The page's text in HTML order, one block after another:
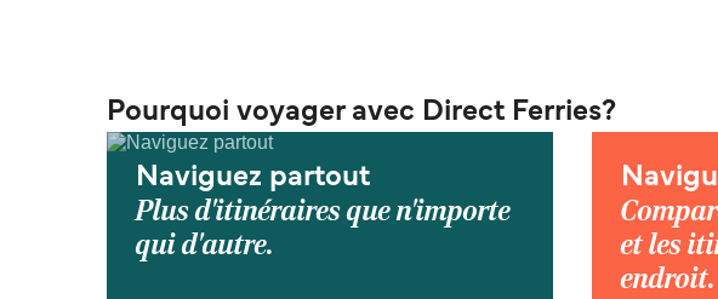
Pourquoi voyager avec Direct Ferries?
Naviguez partout
Plus d'itinéraires que n'importe
qui d'autre.
et les
endroit.